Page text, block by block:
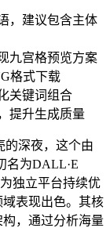
，建议包含主体
九宫格预览方案
格式下载
关键词组合
提升生成质量
的深夜，这个由
名为DALL·E
独立平台持续优
表现出色。其核
构，通过分析海量